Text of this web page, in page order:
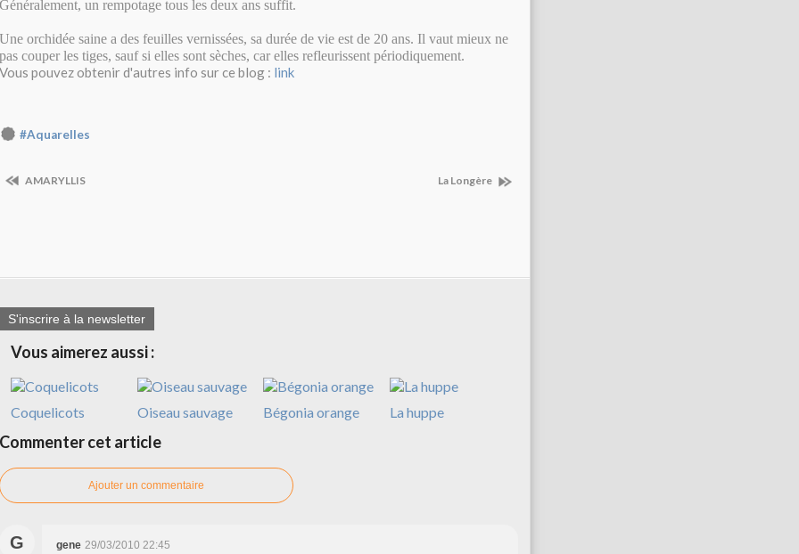
Généralement, un rempotage tous les deux ans suffit.
Une orchidée saine a des feuilles vernissées, sa durée de vie est de 20 ans. Il vaut mieux ne
pas couper les tiges, sauf si elles sont sèches, car elles refleurissent périodiquement.
Vous pouvez obtenir d'autres info sur ce blog : link
#Aquarelles
AMARYLLIS La Longère
S'inscrire à la newsletter
Vous aimerez aussi :
Coquelicots Oiseau sauvage Bégonia orange La huppe
Commenter cet article
Ajouter un commentaire
G gene 29/03/2010 22:45